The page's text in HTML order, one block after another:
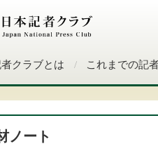
者クラブとは これまでの記
ノート